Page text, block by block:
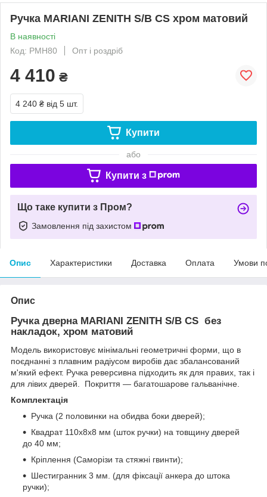
Ручка MARIANI ZENITH S/B CS хром матовий
В наявності
Код: РМН80
Опт і роздріб
4 410 ₴
4 240 ₴ від 5 шт.
Купити
або
Купити з
Що таке купити з Пром?
Замовлення під захистом
Опис Характеристики Доставка Оплата Умови
Опис
Ручка дверна MARIANI ZENITH S/B CS без
накладок, хром матовий
Модель використовує мінімальні геометричні форми, що в
поєднанні з плавним радіусом виробів дає збалансований
м'який ефект. Ручка реверсивна підходить як для правих, так і
для лівих дверей. Покриття — багатошарове гальванічне.
Комплектація
Ручка (2 половинки на обидва боки дверей);
Квадрат 110х8х8 мм (шток ручки) на товщину дверей
до 40 мм;
Кріплення (Саморізи та стяжні гвинти);
Шестигранник 3 мм. (для фіксації анкера до штока
ручки);